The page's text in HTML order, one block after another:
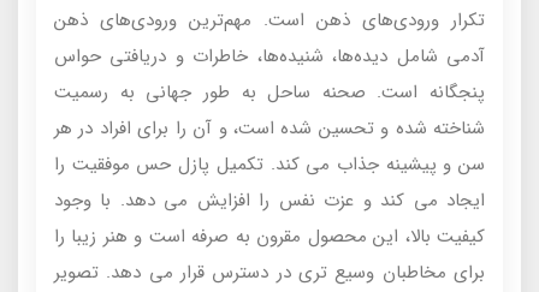
تکرار ورودی‌های ذهن است. مهم‌ترین ورودی‌های ذهن
آدمی شامل دیده‌ها، شنیده‌ها، خاطرات و دریافتی حواس
پنجگانه است. صحنه ساحل به طور جهانی به رسمیت
شناخته شده و تحسین شده است، و آن را برای افراد در هر
سن و پیشینه جذاب می کند. تکمیل پازل حس موفقیت را
ایجاد می کند و عزت نفس را افزایش می دهد. با وجود
کیفیت بالا، این محصول مقرون به صرفه است و هنر زیبا را
برای مخاطبان وسیع تری در دسترس قرار می دهد. تصویر